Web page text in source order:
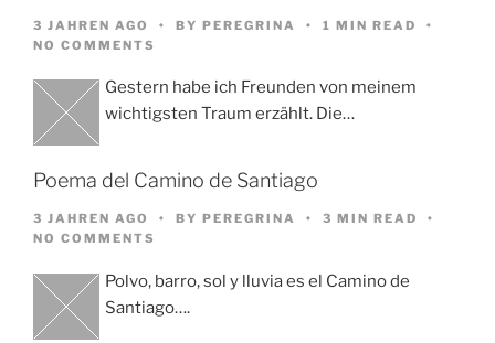
3 JAHREN AGO BY PEREGRINA
1 MIN READ
NO COMMENTS
Gestern habe ich Freunden von meinem
wichtigsten Traum erzählt. Die…
Poema del Camino de Santiago
3 JAHREN AGO BY PEREGRINA
3 MIN READ
NO COMMENTS
Polvo, barro, sol y lluvia es el Camino de
Santiago….